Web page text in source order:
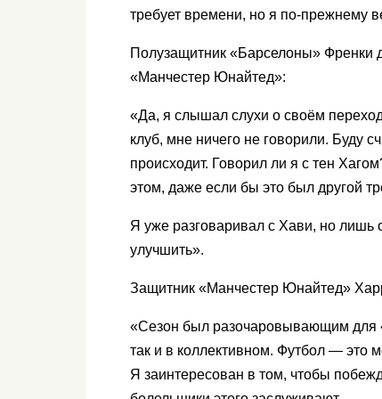
требует времени, но я по-прежнему
Полузащитник «Барселоны» Френки
«Манчестер Юнайтед»:
«Да, я слышал слухи о своём
клуб, мне ничего не говорили. Буду
происходит. Говорил ли я с тен
этом, даже если бы это был другой
Я уже разговаривал с Хави, но лишь
улучшить».
Защитник «Манчестер Юнайтед»
«Сезон был разочаровывающим для
так и в коллективном. Футбол — это
Я заинтересован в том, чтобы